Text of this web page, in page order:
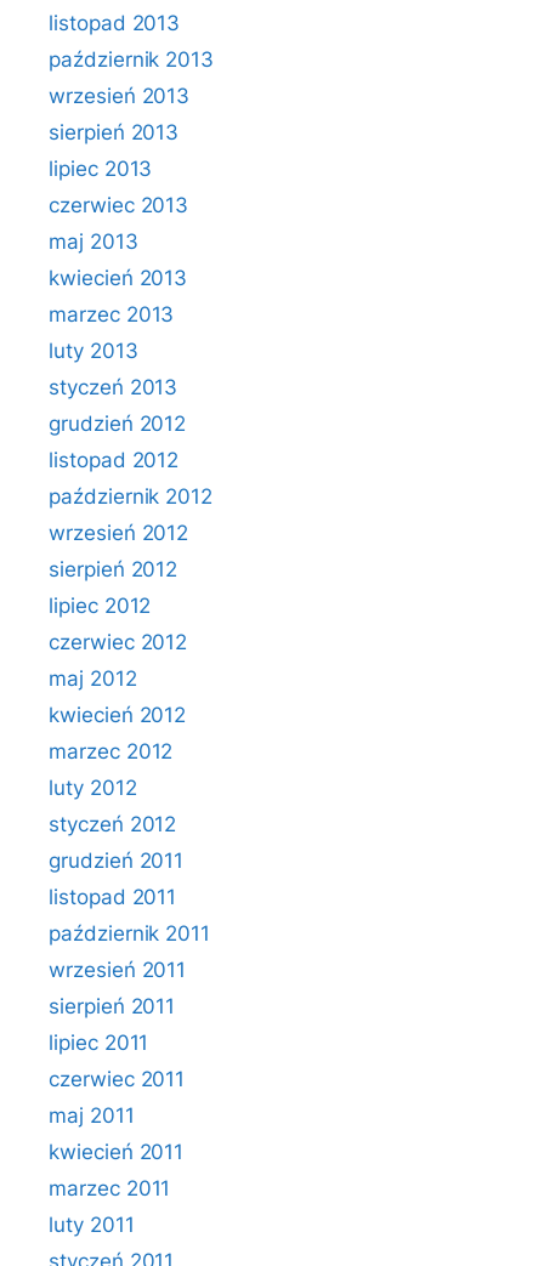
listopad 2013
październik 2013
wrzesień 2013
sierpień 2013
lipiec 2013
czerwiec 2013
maj 2013
kwiecień 2013
marzec 2013
luty 2013
styczeń 2013
grudzień 2012
listopad 2012
październik 2012
wrzesień 2012
sierpień 2012
lipiec 2012
czerwiec 2012
maj 2012
kwiecień 2012
marzec 2012
luty 2012
styczeń 2012
grudzień 2011
listopad 2011
październik 2011
wrzesień 2011
sierpień 2011
lipiec 2011
czerwiec 2011
maj 2011
kwiecień 2011
marzec 2011
luty 2011
styczeń 2011